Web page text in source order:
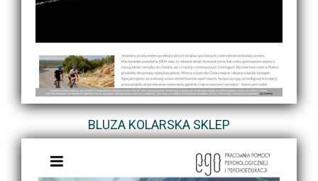
BLUZA KOLARSKA SKLEP